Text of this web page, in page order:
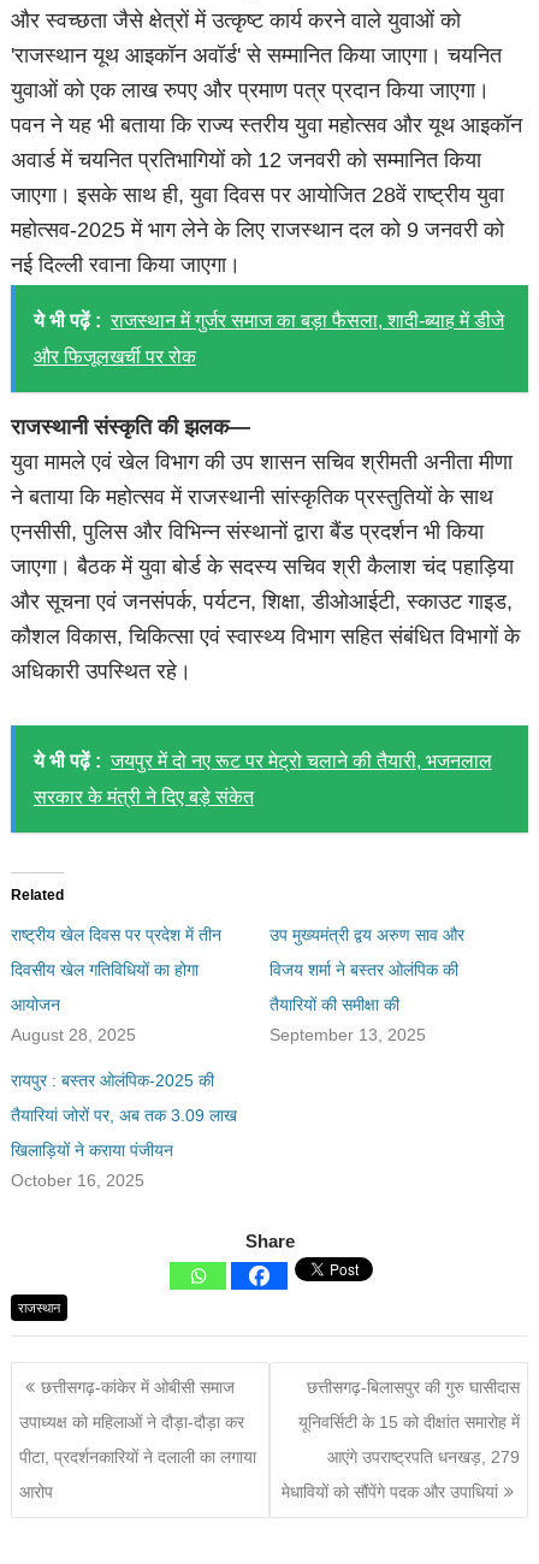
और स्वच्छता जैसे क्षेत्रों में उत्कृष्ट कार्य करने वाले युवाओं को
'राजस्थान यूथ आइकॉन अवॉर्ड' से सम्मानित किया जाएगा। चयनित
युवाओं को एक लाख रुपए और प्रमाण पत्र प्रदान किया जाएगा।
पवन ने यह भी बताया कि राज्य स्तरीय युवा महोत्सव और यूथ आइकॉन
अवार्ड में चयनित प्रतिभागियों को 12 जनवरी को सम्मानित किया
जाएगा। इसके साथ ही, युवा दिवस पर आयोजित 28वें राष्ट्रीय युवा
महोत्सव-2025 में भाग लेने के लिए राजस्थान दल को 9 जनवरी को
नई दिल्ली रवाना किया जाएगा।
ये भी पढ़ें : राजस्थान में गुर्जर समाज का बड़ा फैसला, शादी-ब्याह में डीजे
और फिजूलखर्ची पर रोक
राजस्थानी संस्कृति की झलक—
युवा मामले एवं खेल विभाग की उप शासन सचिव श्रीमती अनीता मीणा
ने बताया कि महोत्सव में राजस्थानी सांस्कृतिक प्रस्तुतियों के साथ
एनसीसी, पुलिस और विभिन्न संस्थानों द्वारा बैंड प्रदर्शन भी किया
जाएगा। बैठक में युवा बोर्ड के सदस्य सचिव श्री कैलाश चंद पहाड़िया
और सूचना एवं जनसंपर्क, पर्यटन, शिक्षा, डीओआईटी, स्काउट गाइड,
कौशल विकास, चिकित्सा एवं स्वास्थ्य विभाग सहित संबंधित विभागों के
अधिकारी उपस्थित रहे।
ये भी पढ़ें : जयपुर में दो नए रूट पर मेट्रो चलाने की तैयारी, भजनलाल
सरकार के मंत्री ने दिए बड़े संकेत
Related
राष्ट्रीय खेल दिवस पर प्रदेश में तीन
दिवसीय खेल गतिविधियों का होगा
आयोजन
August 28, 2025
उप मुख्यमंत्री द्वय अरुण साव और
विजय शर्मा ने बस्तर ओलंपिक की
तैयारियों की समीक्षा की
September 13, 2025
रायपुर : बस्तर ओलंपिक-2025 की
तैयारियां जोरों पर, अब तक 3.09 लाख
खिलाड़ियों ने कराया पंजीयन
October 16, 2025
Share
राजस्थान
छत्तीसगढ़-कांकेर में ओबीसी समाज
उपाध्यक्ष को महिलाओं ने दौड़ा-दौड़ा कर
पीटा, प्रदर्शनकारियों ने दलाली का लगाया
आरोप
छत्तीसगढ़-बिलासपुर की गुरु घासीदास
यूनिवर्सिटी के 15 को दीक्षांत समारोह में
आएंगे उपराष्ट्रपति धनखड़, 279
मेधावियों को सौंपेंगे पदक और उपाधियां